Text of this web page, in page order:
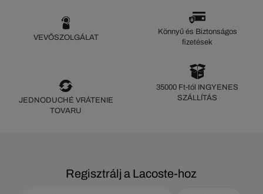
VEVŐSZOLGÁLAT
Könnyű és Biztonságos
fizetések
JEDNODUCHÉ VRÁTENIE
TOVARU
35000 Ft-tól INGYENES
SZÁLLÍTÁS
Regisztrálj a Lacoste-hoz